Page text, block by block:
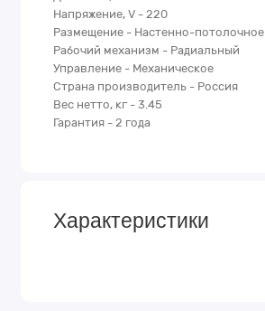
Напряжение, V - 220
Размещение - Настенно-потолочное
Рабочий механизм - Радиальный
Управление - Механическое
Страна производитель - Россия
Вес нетто, кг - 3.45
Гарантия - 2 года
Характеристики